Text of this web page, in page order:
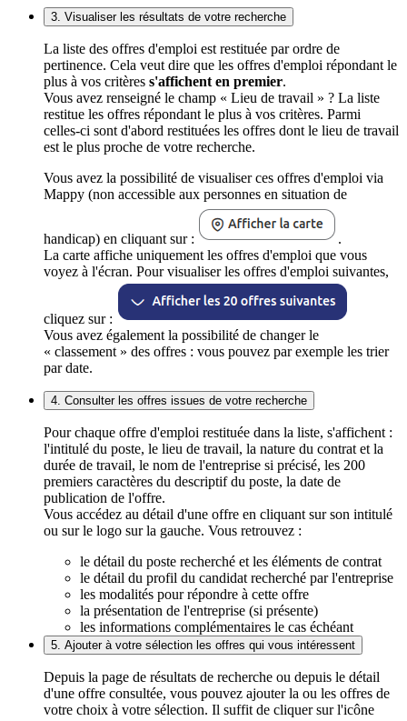
3. Visualiser les résultats de votre recherche
La liste des offres d'emploi est restituée par ordre de
pertinence. Cela veut dire que les offres d'emploi répondant le
plus à vos critères s'affichent en premier.
Vous avez renseigné le champ « Lieu de travail » ? La liste
restitue les offres répondant le plus à vos critères. Parmi
celles-ci sont d'abord restituées les offres dont le lieu de travail
est le plus proche de votre recherche.
Vous avez la possibilité de visualiser ces offres d'emploi via
Mappy (non accessible aux personnes en situation de
handicap) en cliquant sur :
.
La carte affiche uniquement les offres d'emploi que vous
voyez à l'écran. Pour visualiser les offres d'emploi suivantes,
cliquez sur :
Vous avez également la possibilité de changer le
« classement » des offres : vous pouvez par exemple les trier
par date.
4. Consulter les offres issues de votre recherche
Pour chaque offre d'emploi restituée dans la liste, s'affichent :
l'intitulé du poste, le lieu de travail, la nature du contrat et la
durée de travail, le nom de l'entreprise si précisé, les 200
premiers caractères du descriptif du poste, la date de
publication de l'offre.
Vous accédez au détail d'une offre en cliquant sur son intitulé
ou sur le logo sur la gauche. Vous retrouvez :
le détail du poste recherché et les éléments de contrat
le détail du profil du candidat recherché par l'entreprise
les modalités pour répondre à cette offre
la présentation de l'entreprise (si présente)
les informations complémentaires le cas échéant
5. Ajouter à votre sélection les offres qui vous intéressent
Depuis la page de résultats de recherche ou depuis le détail
d'une offre consultée, vous pouvez ajouter la ou les offres de
votre choix à votre sélection. Il suffit de cliquer sur l'icône